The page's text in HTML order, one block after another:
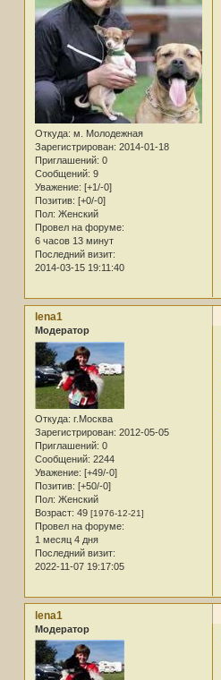
Откуда: м. Молодежная
Зарегистрирован: 2014-01-18
Приглашений: 0
Сообщений: 9
Уважение: [+1/-0]
Позитив: [+0/-0]
Пол: Женский
Провел на форуме:
6 часов 13 минут
Последний визит:
2014-03-15 19:11:40
lena1
Модератор
Откуда: г.Москва
Зарегистрирован: 2012-05-05
Приглашений: 0
Сообщений: 2244
Уважение: [+49/-0]
Позитив: [+50/-0]
Пол: Женский
Возраст: 49 [1976-12-21]
Провел на форуме:
1 месяц 4 дня
Последний визит:
2022-11-07 19:17:05
lena1
Модератор